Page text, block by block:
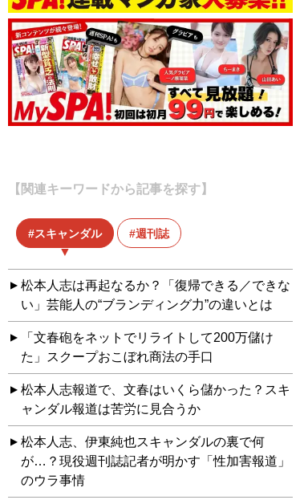
【関連キーワードから記事を探す】
スキャンダル 週刊誌
松本人志は再起なるか？「復帰できる／できな
い」芸能人の“ブランディング力”の違いとは
「文春砲をネットでリライトして200万儲け
た」スクープおこぼれ商法の手口
松本人志報道で、文春はいくら儲かった？スキ
ャンダル報道は苦労に見合うか
松本人志、伊東純也スキャンダルの裏で何
が…？現役週刊誌記者が明かす「性加害報道」
のウラ事情